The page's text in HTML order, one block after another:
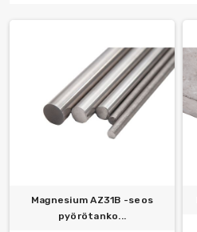
Magnesium AZ31B -seos
pyörötanko...